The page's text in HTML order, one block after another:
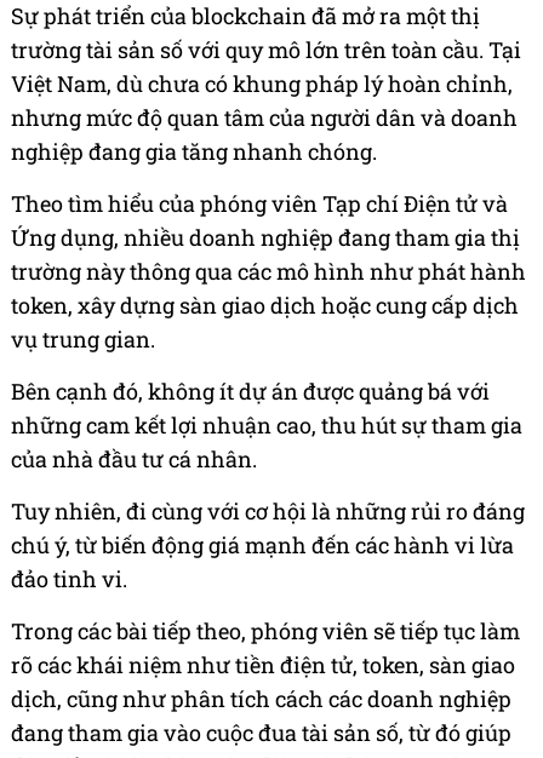
Sự phát triển của blockchain đã mở ra một thị
trường tài sản số với quy mô lớn trên toàn cầu. Tại
Việt Nam, dù chưa có khung pháp lý hoàn chỉnh,
nhưng mức độ quan tâm của người dân và doanh
nghiệp đang gia tăng nhanh chóng.
Theo tìm hiểu của phóng viên Tạp chí Điện tử và
Ứng dụng, nhiều doanh nghiệp đang tham gia thị
trường này thông qua các mô hình như phát hành
token, xây dựng sàn giao dịch hoặc cung cấp dịch
vụ trung gian.
Bên cạnh đó, không ít dự án được quảng bá với
những cam kết lợi nhuận cao, thu hút sự tham gia
của nhà đầu tư cá nhân.
Tuy nhiên, đi cùng với cơ hội là những rủi ro đáng
chú ý, từ biến động giá mạnh đến các hành vi lừa
đảo tinh vi.
Trong các bài tiếp theo, phóng viên sẽ tiếp tục làm
rõ các khái niệm như tiền điện tử, token, sàn giao
dịch, cũng như phân tích cách các doanh nghiệp
đang tham gia vào cuộc đua tài sản số, từ đó giúp